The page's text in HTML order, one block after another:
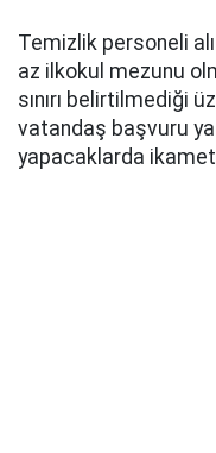
Temizlik personeli
az ilkokul mezunu
sınırı belirtilmediği
vatandaş başvuru
yapacaklarda